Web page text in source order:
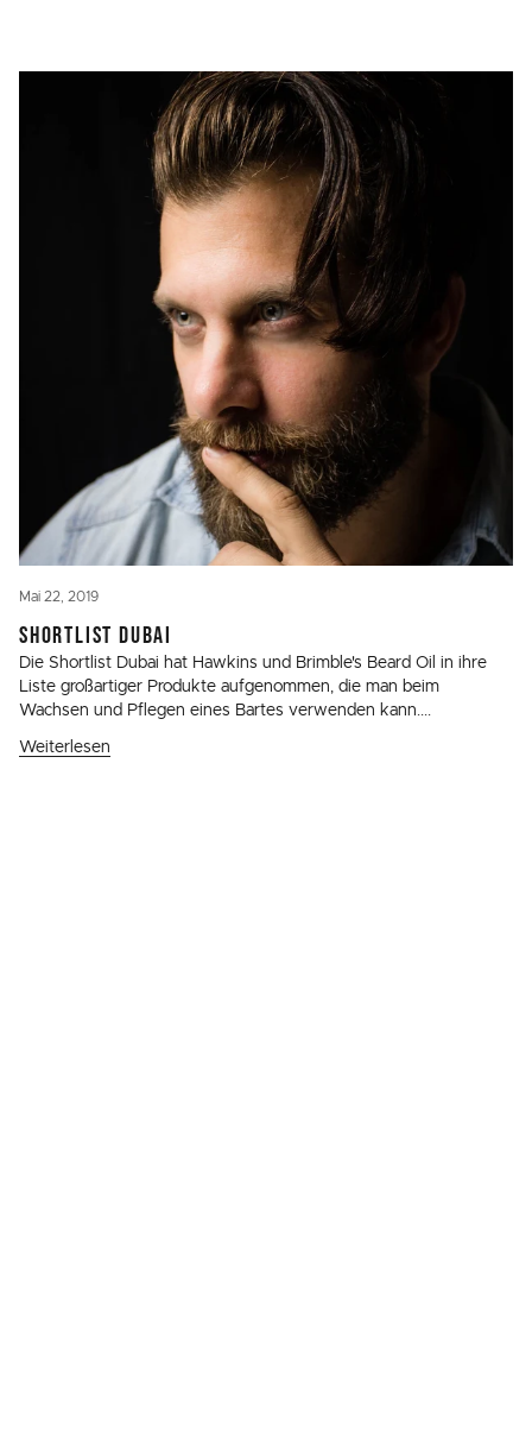
Mai 22, 2019
SHORTLIST DUBAI
Die Shortlist Dubai hat Hawkins und Brimble's Beard Oil in ihre
Liste großartiger Produkte aufgenommen, die man beim
Wachsen und Pflegen eines Bartes verwenden kann....
Weiterlesen